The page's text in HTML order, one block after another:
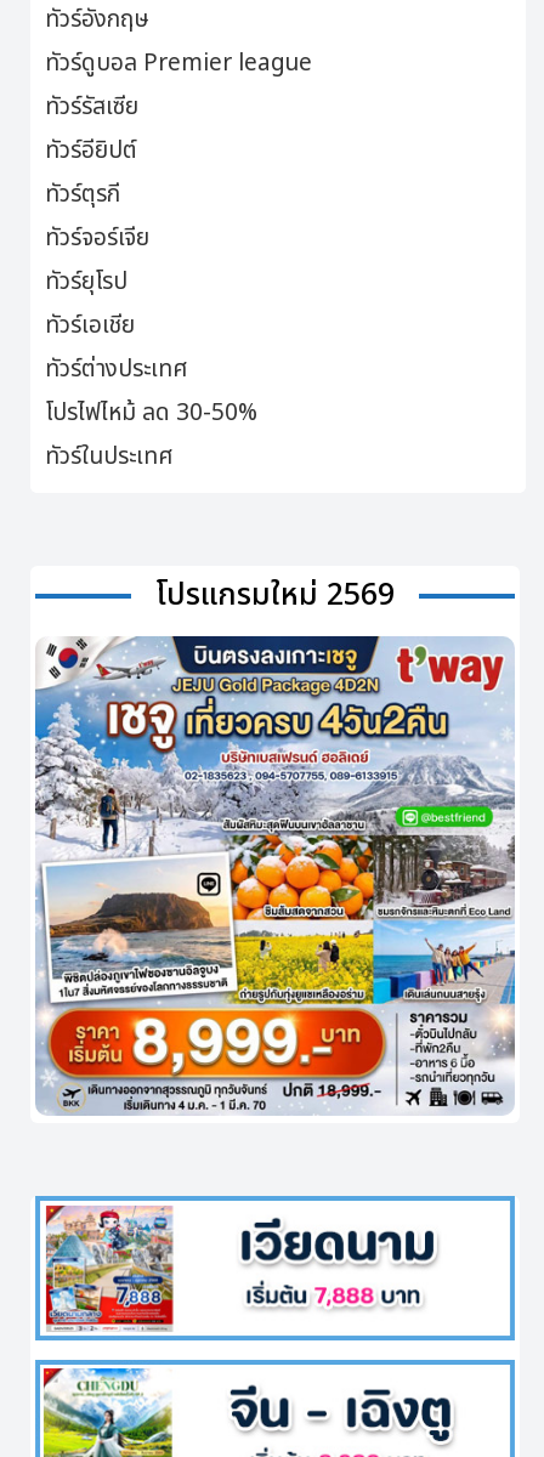
ทัวร์อังกฤษ
ทัวร์ดูบอล Premier league
ทัวร์รัสเซีย
ทัวร์อียิปต์
ทัวร์ตุรกี
ทัวร์จอร์เจีย
ทัวร์ยุโรป
ทัวร์เอเชีย
ทัวร์ต่างประเทศ
โปรไฟไหม้ ลด 30-50%
ทัวร์ในประเทศ
โปรแกรมใหม่ 2569